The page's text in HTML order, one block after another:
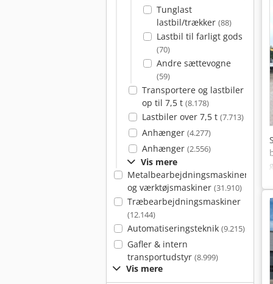
Tunglast
lastbil/trækker (88)
Lastbil til farligt gods
(70)
Andre sættevogne
(59)
Transportere og lastbiler
op til 7,5 t (8.178)
Lastbiler over 7,5 t (7.713)
Anhænger (4.277)
Anhænger (2.556)
Vis mere
Metalbearbejdningsmaskiner
og værktøjsmaskiner (31.910)
Træbearbejdningsmaskiner
(12.144)
Automatiseringsteknik (9.215)
Gafler & intern
transportudstyr (8.999)
Vis mere